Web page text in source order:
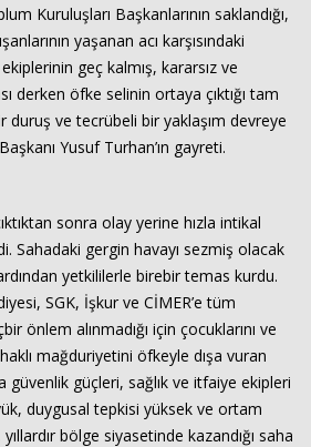
Kuruluşları Başkanlarının saklandığı,
yaşanan acı karşısındaki
geç kalmış, kararsız ve
derken öfke selinin ortaya çıktığı tam
duruş ve tecrübeli bir yaklaşım devreye
Yusuf Turhan’ın gayreti.
sonra olay yerine hızla intikal
Sahadaki gergin havayı sezmiş olacak
yetkililerle birebir temas kurdu.
SGK, İşkur ve CİMER’e tüm
önlem alınmadığı için çocuklarını ve
mağduriyetini öfkeyle dışa vuran
güvenlik güçleri, sağlık ve itfaiye ekipleri
duygusal tepkisi yüksek ve ortam
bölge siyasetinde kazandığı saha
Haberin Doğru Adresi.